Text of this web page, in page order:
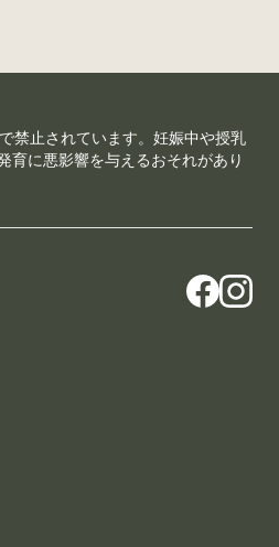
禁止されています。妊娠中や授乳
育に悪影響を与えるおそれがあり